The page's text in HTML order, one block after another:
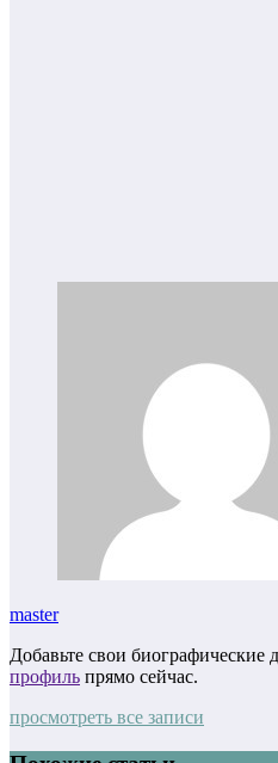
master
Добавьте свои биографические
профиль прямо сейчас.
просмотреть все записи